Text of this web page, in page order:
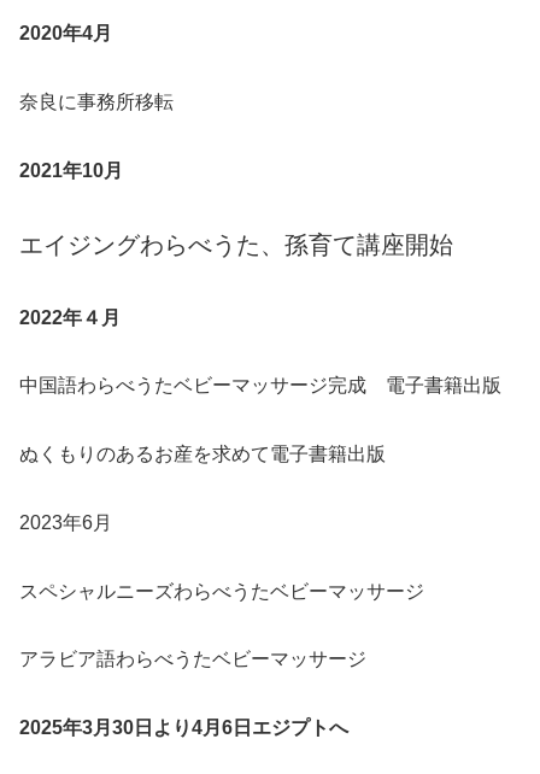
2020年4月
奈良に事務所移転
2021年10月
エイジングわらべうた、孫育て講座開始
2022年４月
中国語わらべうたベビーマッサージ完成 電子書籍出版
ぬくもりのあるお産を求めて電子書籍出版
2023年6月
スペシャルニーズわらべうたベビーマッサージ
アラビア語わらべうたベビーマッサージ
2025年3月30日より4月6日エジプトへ